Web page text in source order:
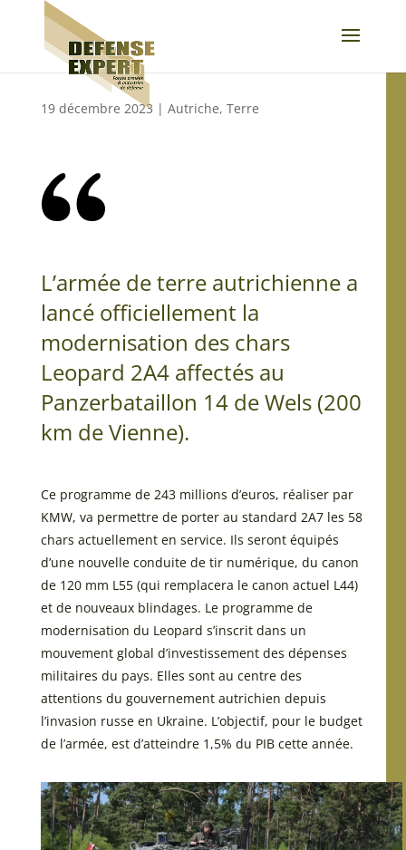
19 décembre 2023 | Autriche, Terre
L’armée de terre autrichienne a
lancé officiellement la
modernisation des chars
Leopard 2A4 affectés au
Panzerbataillon 14 de Wels (200
km de Vienne).
Ce programme de 243 millions d’euros, réaliser par
KMW, va permettre de porter au standard 2A7 les 58
chars actuellement en service. Ils seront équipés
d’une nouvelle conduite de tir numérique, du canon
de 120 mm L55 (qui remplacera le canon actuel L44)
et de nouveaux blindages. Le programme de
modernisation du Leopard s’inscrit dans un
mouvement global d’investissement des dépenses
militaires du pays. Elles sont au centre des
attentions du gouvernement autrichien depuis
l’invasion russe en Ukraine. L’objectif, pour le budget
de l’armée, est d’atteindre 1,5% du PIB cette année.